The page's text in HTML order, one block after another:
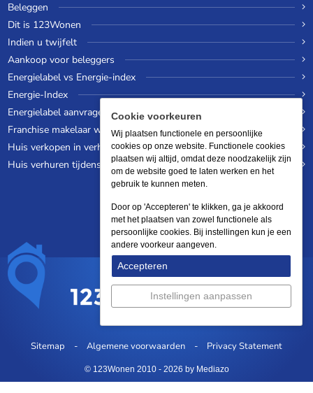
Beleggen
Dit is 123Wonen
Indien u twijfelt
Aankoop voor beleggers
Energielabel vs Energie-index
Energie-Index
Energielabel aanvragen
Franchise makelaar worden
Huis verkopen in verhuurde staat
Huis verhuren tijdens een wereldreis
Sitemap Algemene voorwaarden Privacy Statement
© 123Wonen 2010 - 2026 by Mediazo
Cookie voorkeuren
Wij plaatsen functionele en persoonlijke
cookies op onze website. Functionele cookies
plaatsen wij altijd, omdat deze noodzakelijk zijn
om de website goed te laten werken en het
gebruik te kunnen meten.
Door op 'Accepteren' te klikken, ga je akkoord
met het plaatsen van zowel functionele als
persoonlijke cookies. Bij instellingen kun je een
andere voorkeur aangeven.
Accepteren
Instellingen aanpassen